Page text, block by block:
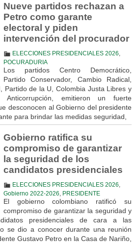
Nueve partidos rechazan a
Petro como garante
electoral y piden
intervención del procurador
ELECCIONES PRESIDENCIALES 2026
POCURADURIA
Los partidos Centro Democrático,
Partido Conservador, Cambio Radical,
Partido de la U, Colombia Justa Libres y
Anticorrupción, emitieron un fuerte
desconocen al Gobierno del presidente
para brindar las medidas seguridad,
Gobierno ratifica su
compromiso de garantizar
la seguridad de los
candidatos presidenciales
ELECCIONES PRESIDENCIALES 2026
Gobierno 2022-2026
PRESIDENTE
El gobierno colombiano ratificó su
compromiso de garantizar la seguridad y
presidenciales de cara a las
se dio a conocer durante una reunión
Gustavo Petro en la Casa de Nariño,